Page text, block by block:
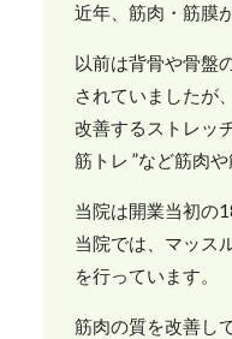
近年、筋肉・筋膜
以前は背骨や骨盤
されていましたが
改善するストレッ
筋トレ ”など筋肉
当院は開業当初の
当院では、マッス
を行っています。
筋肉の質を改善し